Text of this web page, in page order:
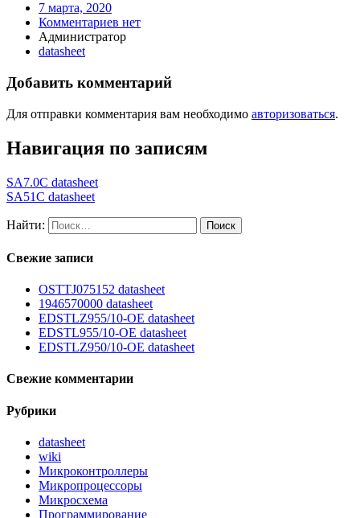
7 марта, 2020
Комментариев нет
Администратор
datasheet
Добавить комментарий
Для отправки комментария вам необходимо авторизоваться.
Навигация по записям
SA7.0C datasheet
SA51C datasheet
Найти:
Свежие записи
OSTTJ075152 datasheet
1946570000 datasheet
EDSTLZ955/10-OE datasheet
EDSTL955/10-OE datasheet
EDSTLZ950/10-OE datasheet
Свежие комментарии
Рубрики
datasheet
wiki
Микроконтроллеры
Микропроцессоры
Микросхема
Программирование